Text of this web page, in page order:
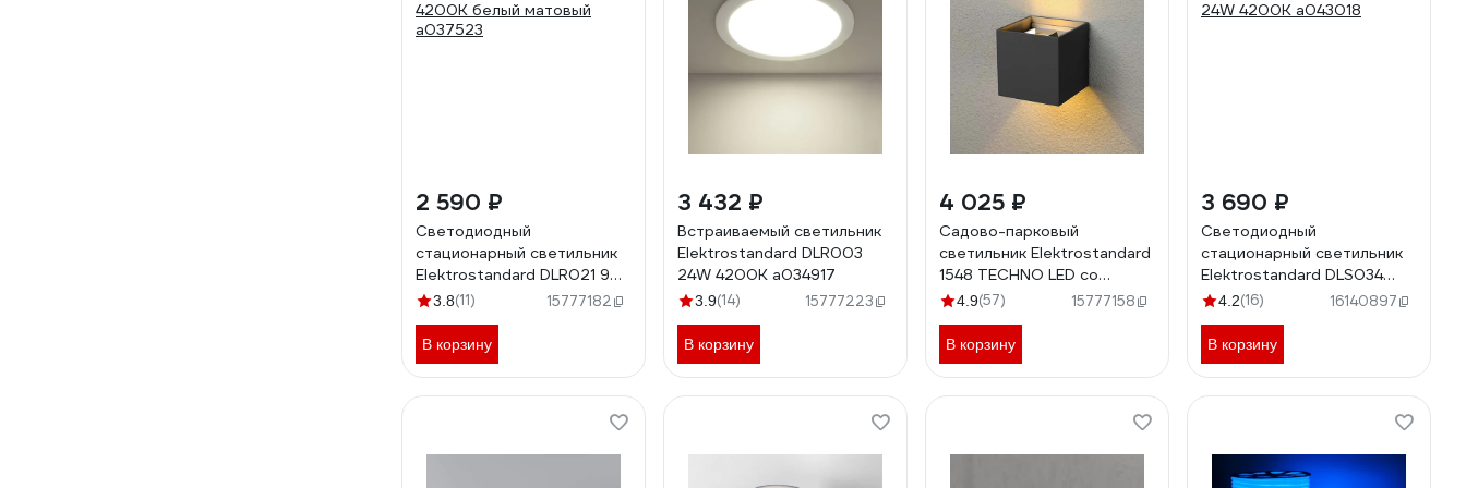
2 590 ₽
Светодиодный
стационарный светильник
Elektrostandard DLR021 9W
4200K белый матовый
3.8(11) 15777182
В корзину
3 432 ₽
Встраиваемый светильник
Elektrostandard DLR003
24W 4200K a034917
3.9(14) 15777223
В корзину
4 025 ₽
Садово-парковый
светильник Elektrostandard
1548 TECHNO LED со
светодиодами WINNER
4.9(57) 15777158
В корзину
3 690 ₽
Светодиодный
стационарный светильник
Elektrostandard DLS034
24W 4200K a043018
4.2(16) 16140897
В корзину